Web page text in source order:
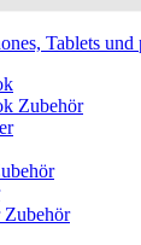
Tablets und
Zubehör
Zubehör